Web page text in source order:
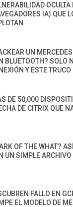
IA) QUE
UN
BLUETOOTH? SOLO
Y ESTE TRUCO
DE 50,000
DE CITRIX QUE
OF THE WHAT?
UN SIMPLE ARCHIVO
FALLO EN
EL MODELO DE